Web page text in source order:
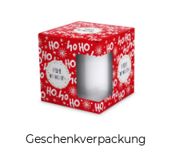
Geschenkverpackung